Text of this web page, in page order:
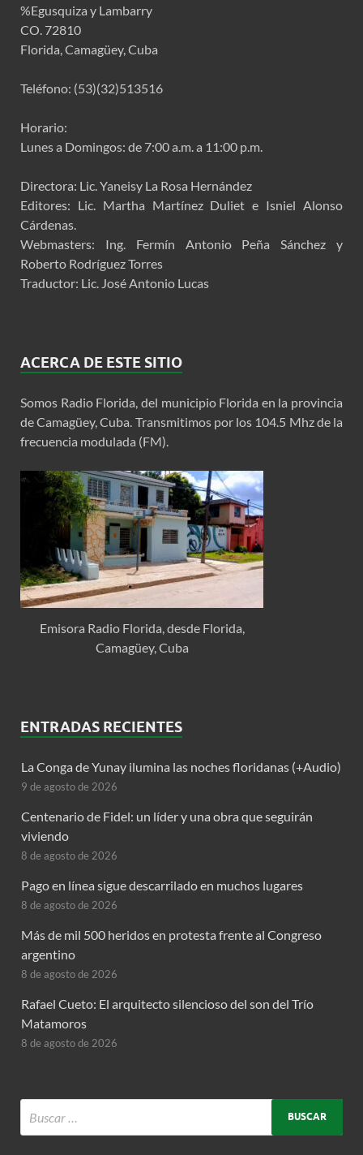
%Egusquiza y Lambarry
CO. 72810
Florida, Camagüey, Cuba
Teléfono: (53)(32)513516
Horario:
Lunes a Domingos: de 7:00 a.m. a 11:00 p.m.
Directora: Lic. Yaneisy La Rosa Hernández
Editores: Lic. Martha Martínez Duliet e Isniel Alonso
Cárdenas.
Webmasters: Ing. Fermín Antonio Peña Sánchez y
Roberto Rodríguez Torres
Traductor: Lic. José Antonio Lucas
ACERCA DE ESTE SITIO
Somos Radio Florida, del municipio Florida en la provincia
de Camagüey, Cuba. Transmitimos por los 104.5 Mhz de la
frecuencia modulada (FM).
Emisora Radio Florida, desde Florida,
Camagüey, Cuba
ENTRADAS RECIENTES
La Conga de Yunay ilumina las noches floridanas (+Audio)
9 de agosto de 2026
Centenario de Fidel: un líder y una obra que seguirán
viviendo
8 de agosto de 2026
Pago en línea sigue descarrilado en muchos lugares
8 de agosto de 2026
Más de mil 500 heridos en protesta frente al Congreso
argentino
8 de agosto de 2026
Rafael Cueto: El arquitecto silencioso del son del Trío
Matamoros
8 de agosto de 2026